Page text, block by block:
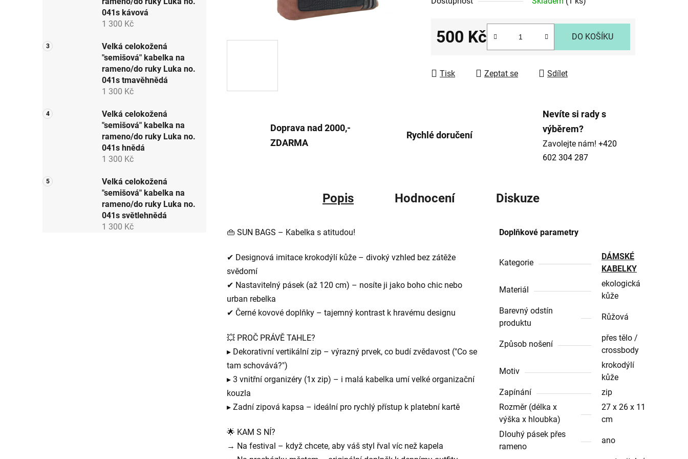
e
041s kávová
1 300 Kč
Velká celokožená
"semišová" kabelka na
rameno/do ruky Luka no.
041s tmavěhnědá
1 300 Kč
Velká celokožená
"semišová" kabelka na
rameno/do ruky Luka no.
041s hnědá
1 300 Kč
Velká celokožená
"semišová" kabelka na
rameno/do ruky Luka no.
041s světlehnědá
1 300 Kč
produktu
0,0
hvězdiček.
500 Kč DO KOŠÍKU
Tisk Zeptat se Sdílet
Doprava nad 2000,-
ZDARMA
Rychlé doručení
Nevíte si rady s
výběrem?
Zavolejte nám! +420
602 304 287
Popis Hodnocení Diskuze
👜 SUN BAGS – Kabelka s atitudou!
✔ Designová imitace krokodýlí kůže – divoký vzhled bez zátěže
svědomí
✔ Nastavitelný pásek (až 120 cm) – nosíte ji jako boho chic nebo
urban rebelka
✔ Černé kovové doplňky – tajemný kontrast k hravému designu
💥 PROČ PRÁVĚ TAHLE?
▸ Dekorativní vertikální zip – výrazný prvek, co budí zvědavost ("Co se
tam schovává?")
▸ 3 vnitřní organizéry (1x zip) – i malá kabelka umí velké organizační
kouzla
▸ Zadní zipová kapsa – ideální pro rychlý přístup k platební kartě
🌟 KAM S NÍ?
→ Na festival – když chcete, aby váš styl řval víc než kapela
Doplňkové parametry
Kategorie
DÁMSKÉ
KABELKY
Materiál
ekologická
kůže
Barevný odstín
produktu
Růžová
Způsob nošení
přes tělo /
crossbody
Motiv
krokodýlí
kůže
Zapínání
zip
Rozměr (délka x
výška x hloubka)
27 x 26 x 11
cm
Dlouhý pásek přes
rameno
ano